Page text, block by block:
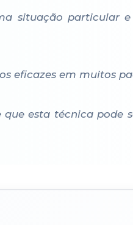
situação particular
eficazes em muitos
esta técnica pode